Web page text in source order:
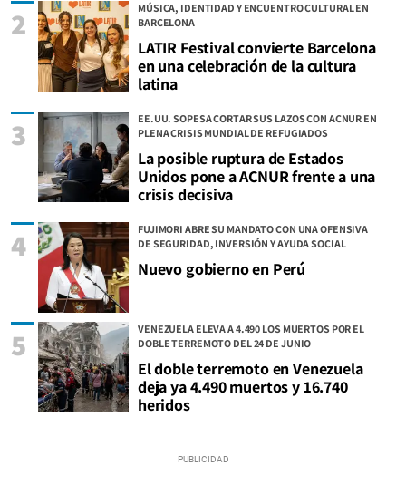
MÚSICA, IDENTIDAD Y ENCUENTRO CULTURAL EN
BARCELONA
LATIR Festival convierte Barcelona
en una celebración de la cultura
latina
2
EE.UU. SOPESA CORTAR SUS LAZOS CON ACNUR EN
PLENA CRISIS MUNDIAL DE REFUGIADOS
La posible ruptura de Estados
Unidos pone a ACNUR frente a una
crisis decisiva
3
FUJIMORI ABRE SU MANDATO CON UNA OFENSIVA
DE SEGURIDAD, INVERSIÓN Y AYUDA SOCIAL
Nuevo gobierno en Perú
4
VENEZUELA ELEVA A 4.490 LOS MUERTOS POR EL
DOBLE TERREMOTO DEL 24 DE JUNIO
El doble terremoto en Venezuela
deja ya 4.490 muertos y 16.740
heridos
5